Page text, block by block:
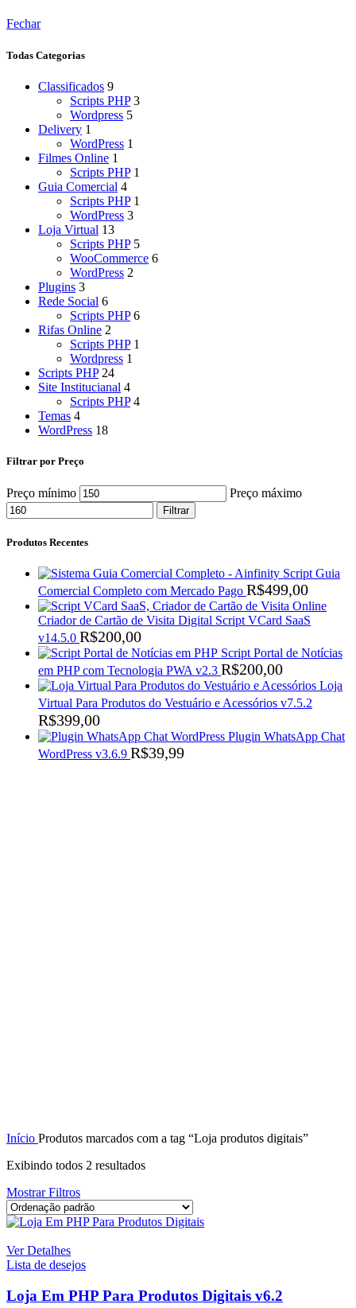
Fechar
Todas Categorias
Classificados 9
Scripts PHP 3
Wordpress 5
Delivery 1
WordPress 1
Filmes Online 1
Scripts PHP 1
Guia Comercial 4
Scripts PHP 1
WordPress 3
Loja Virtual 13
Scripts PHP 5
WooCommerce 6
WordPress 2
Plugins 3
Rede Social 6
Scripts PHP 6
Rifas Online 2
Scripts PHP 1
Wordpress 1
Scripts PHP 24
Site Institucianal 4
Scripts PHP 4
Temas 4
WordPress 18
Filtrar por Preço
Preço mínimo Preço máximo
Filtrar
Produtos Recentes
Script Guia
Comercial Completo com Mercado Pago R$499,00
Criador de Cartão de Visita Digital Script VCard SaaS
v14.5.0 R$200,00
Script Portal de Notícias
em PHP com Tecnologia PWA v2.3 R$200,00
Loja
Virtual Para Produtos do Vestuário e Acessórios v7.5.2
R$399,00
Plugin WhatsApp Chat
WordPress v3.6.9 R$39,99
Início Produtos marcados com a tag “Loja produtos digitais”
Exibindo todos 2 resultados
Mostrar Filtros
Ver Detalhes
Lista de desejos
Loja Em PHP Para Produtos Digitais v6.2